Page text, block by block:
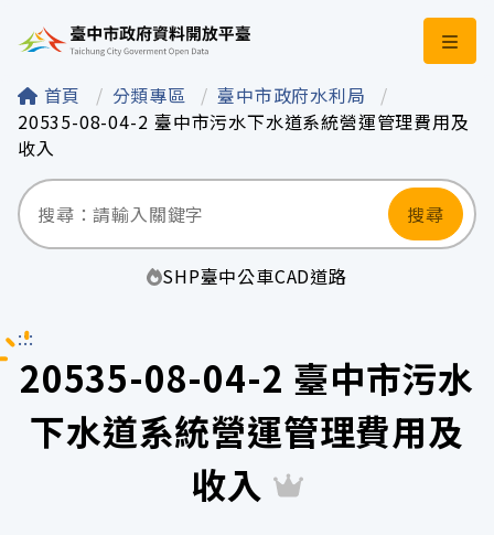
臺中市政府資料開
首頁 分類專區
臺中市政府水利局
20535-08-04-2 臺中市污水下水道系統營運管理費用及
收入
搜尋
SHP臺中公車CAD道路
:::
20535-08-04-2 臺中市污水
下水道系統營運管理費用及
收入